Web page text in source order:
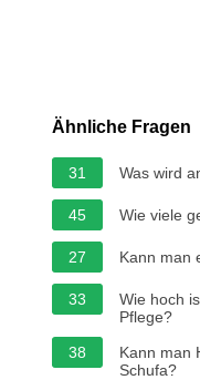
Ähnliche Fragen
31 Was wird
45 Wie viele
27 Kann man
33
Wie hoch
Pflege?
38
Kann man
Schufa?